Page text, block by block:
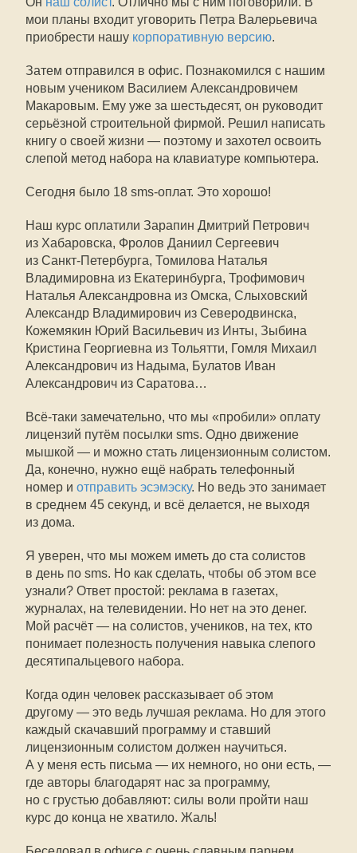
мои планы входит уговорить Петра Валерьевича
приобрести нашу корпоративную версию.
Затем отправился в офис. Познакомился с нашим
новым учеником Василием Александровичем
Макаровым. Ему уже за шестьдесят, он руководит
серьёзной строительной фирмой. Решил написать
книгу о своей жизни — поэтому и захотел освоить
слепой метод набора на клавиатуре компьютера.
Сегодня было 18 sms-оплат. Это хорошо!
Наш курс оплатили Зарапин Дмитрий Петрович
из Хабаровска, Фролов Даниил Сергеевич
из Санкт-Петербурга, Томилова Наталья
Владимировна из Екатеринбурга, Трофимович
Наталья Александровна из Омска, Слыховский
Александр Владимирович из Северодвинска,
Кожемякин Юрий Васильевич из Инты, Зыбина
Кристина Георгиевна из Тольятти, Гомля Михаил
Александрович из Надыма, Булатов Иван
Александрович из Саратова…
Всё-таки замечательно, что мы «пробили» оплату
лицензий путём посылки sms. Одно движение
мышкой — и можно стать лицензионным солистом.
Да, конечно, нужно ещё набрать телефонный
номер и отправить эсэмэску. Но ведь это занимает
в среднем 45 секунд, и всё делается, не выходя
из дома.
Я уверен, что мы можем иметь до ста солистов
в день по sms. Но как сделать, чтобы об этом все
узнали? Ответ простой: реклама в газетах,
журналах, на телевидении. Но нет на это денег.
Мой расчёт — на солистов, учеников, на тех, кто
понимает полезность получения навыка слепого
десятипальцевого набора.
Когда один человек рассказывает об этом
другому — это ведь лучшая реклама. Но для этого
каждый скачавший программу и ставший
лицензионным солистом должен научиться.
А у меня есть письма — их немного, но они есть, —
где авторы благодарят нас за программу,
но с грустью добавляют: силы воли пройти наш
курс до конца не хватило. Жаль!